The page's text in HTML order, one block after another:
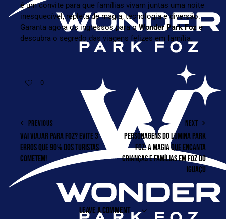
é um convite para que famílias vivam juntas uma noite
inesquecível, repleta de magia, tecnologia e diversão.
Garanta agora osingressos para oWonder Park Foz e
descubra o segredo das viagens felizes em família.
0
PREVIOUS
VAI VIAJAR PARA FOZ? EVITE 3
ERROS QUE 90% DOS TURISTAS
COMETEM!
NEXT
PERSONAGENS DO LUMINA PARK
FOZ: A MAGIA QUE ENCANTA
CRIANÇAS E FAMÍLIAS EM FOZ DO
IGUAÇU
LEAVE A COMMENT